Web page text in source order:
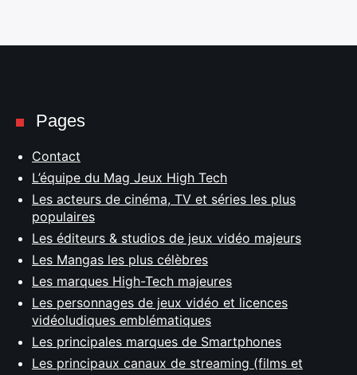
Pages
Contact
L’équipe du Mag Jeux High Tech
Les acteurs de cinéma, TV et séries les plus
populaires
Les éditeurs & studios de jeux vidéo majeurs
Les Mangas les plus célèbres
Les marques High-Tech majeures
Les personnages de jeux vidéo et licences
vidéoludiques emblématiques
Les principales marques de Smartphones
Les principaux canaux de streaming (films et